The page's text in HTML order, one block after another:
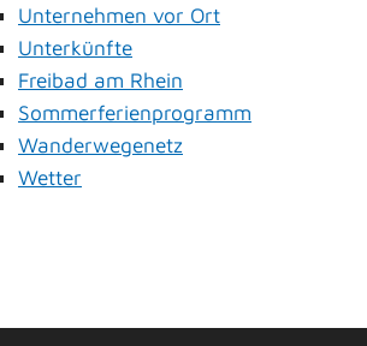
Unternehmen vor Ort
Unterkünfte
Freibad am Rhein
Sommerferienprogramm
Wanderwegenetz
Wetter